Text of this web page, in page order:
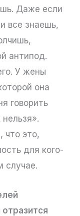
Даже если
все знаешь,
антипод.
У жены
она
говорить
что это,
для кого-
случае.